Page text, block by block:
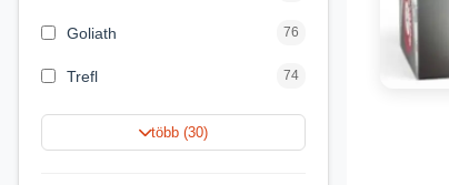
Goliath 76
Trefl 74
Keller&Mayer 60
több (30)